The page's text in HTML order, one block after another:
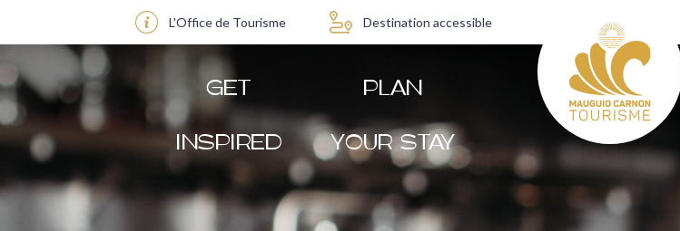
L'Office de Tourisme Destination accessible
GET
INSPIRED
PLAN
YOUR STAY